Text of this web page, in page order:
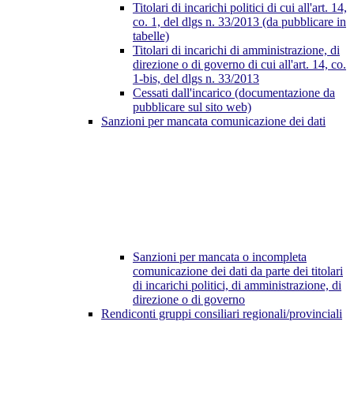
Titolari di incarichi politici di cui all'art. 14,
co. 1, del dlgs n. 33/2013 (da pubblicare in
tabelle)
Titolari di incarichi di amministrazione, di
direzione o di governo di cui all'art. 14, co.
1-bis, del dlgs n. 33/2013
Cessati dall'incarico (documentazione da
pubblicare sul sito web)
Sanzioni per mancata comunicazione dei dati
Sanzioni per mancata o incompleta
comunicazione dei dati da parte dei titolari
di incarichi politici, di amministrazione, di
direzione o di governo
Rendiconti gruppi consiliari regionali/provinciali